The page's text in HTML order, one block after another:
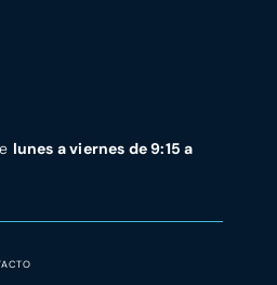
lunes a viernes de 9:15 a